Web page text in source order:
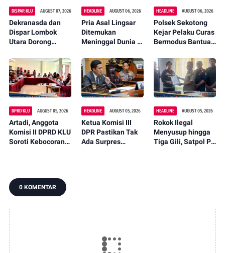
DISPAR KLU AUGUST 07, 2026
Dekranasda dan
Dispar Lombok
Utara Dorong
Lokal Lewat
Fashion Street
2026
HEADLINE AUGUST 06, 2026
Pria Asal Lingsar
Ditemukan
Meninggal Dunia di
Lembar Saat
Mencari Belut
HEADLINE AUGUST 06, 2026
Polsek Sekotong
Kejar Pelaku Curas
Bermodus Bantuan
Penculikan Anak
Dipastikan Hoaks
DPRD KLU AUGUST 05, 2026
Artadi, Anggota
Komisi II DPRD KLU
Soroti Kebocoran
Dusun
HEADLINE AUGUST 05, 2026
Ketua Komisi III
DPR Pastikan Tak
Ada Surpres
HEADLINE AUGUST 05, 2026
Rokok Ilegal
Menyusup hingga
Tiga Gili, Satpol PP
0 KOMENTAR